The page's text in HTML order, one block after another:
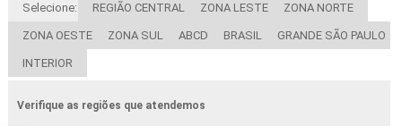
Selecione: REGIÃO CENTRAL ZONA LESTE ZONA NORTE
ZONA OESTE ZONA SUL ABCD BRASIL GRANDE SÃO PAULO
INTERIOR
Verifique as regiões que atendemos